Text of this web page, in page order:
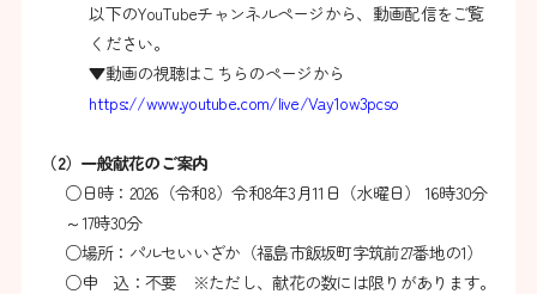
以下のYouTubeチャンネルページから、動画配信をご覧
ください。
▼動画の視聴はこちらのページから
https://www.youtube.com/live/Vay1ow3pcso
（2）一般献花のご案内
○日時：2026（令和8）令和8年3月11日（水曜日） 16時30分
～17時30分
○場所：パルセいいざか（福島市飯坂町字筑前27番地の1）
○申 込：不要 ※ただし、献花の数には限りがあります。